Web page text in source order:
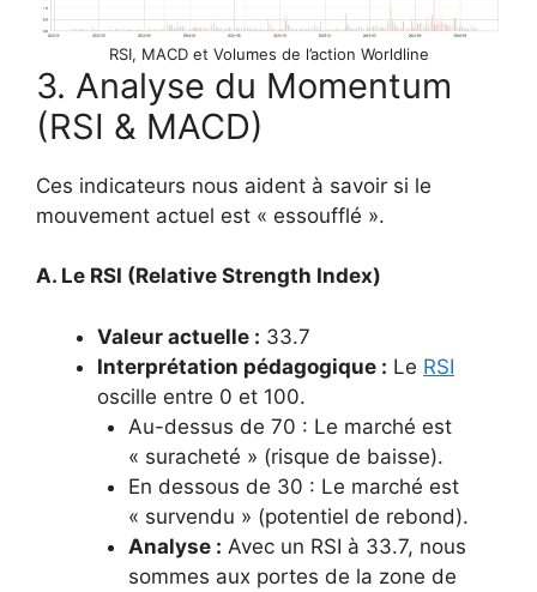
RSI, MACD et Volumes de l’action Worldline
3. Analyse du Momentum
(RSI & MACD)
Ces indicateurs nous aident à savoir si le
mouvement actuel est « essoufflé ».
A. Le RSI (Relative Strength Index)
Valeur actuelle : 33.7
Interprétation pédagogique : Le RSI
oscille entre 0 et 100.
Au-dessus de 70 : Le marché est
« suracheté » (risque de baisse).
En dessous de 30 : Le marché est
« survendu » (potentiel de rebond).
Analyse : Avec un RSI à 33.7, nous
sommes aux portes de la zone de